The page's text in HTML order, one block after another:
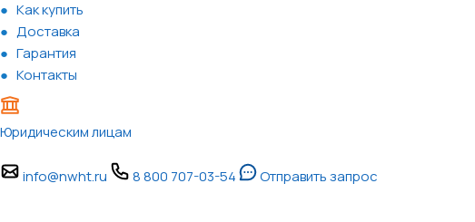
Как купить
Доставка
Гарантия
Контакты
Юридическим лицам
info@nwht.ru 8 800 707-03-54 Отправить запрос